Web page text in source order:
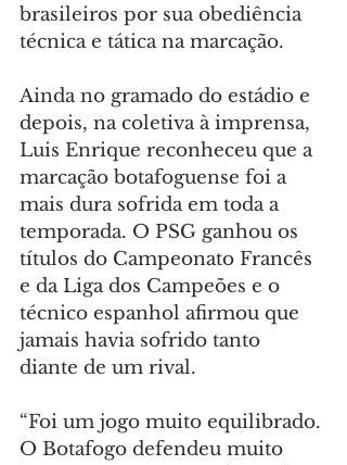
brasileiros por sua obediência
técnica e tática na marcação.
Ainda no gramado do estádio e
depois, na coletiva à imprensa,
Luis Enrique reconheceu que a
marcação botafoguense foi a
mais dura sofrida em toda a
temporada. O PSG ganhou os
títulos do Campeonato Francês
e da Liga dos Campeões e o
técnico espanhol afirmou que
jamais havia sofrido tanto
diante de um rival.
“Foi um jogo muito equilibrado.
O Botafogo defendeu muito